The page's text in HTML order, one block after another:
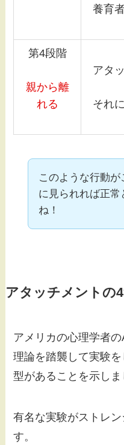
養育
第4段階
親から離
れる
アタ
それ
このような行動が
に見られれば正常
ね！
アタッチメントの
アメリカの心理学者
理論を踏襲して実験
型があることを示しま
有名な実験がストレ
す。